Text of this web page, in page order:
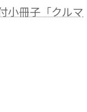
小冊子「クルマ